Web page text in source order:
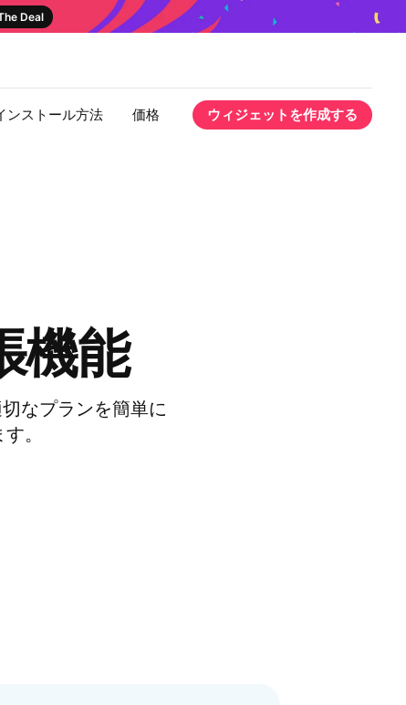
Deal
ンストール方法 価格 ウィジェットを作成する
機能
なプランを簡単に
。